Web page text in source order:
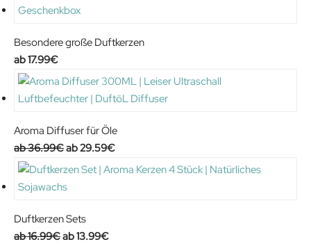
Besondere große Duftkerzen
17.99€
Aroma Diffuser für Öle
36.99€O
r
i
i
n
29.59€C
u
Duftkerzen Sets
16.99€O 13.99€C